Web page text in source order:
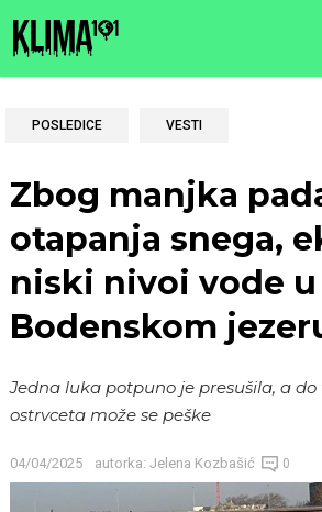
POSLEDICE VESTI
Zbog manjka
otapanja snega,
niski nivoi vode u
Bodenskom
Jedna luka potpuno je presušila, a do
ostrvceta može se peške
04/04/2025 autorka: Jelena Kozbašić 0